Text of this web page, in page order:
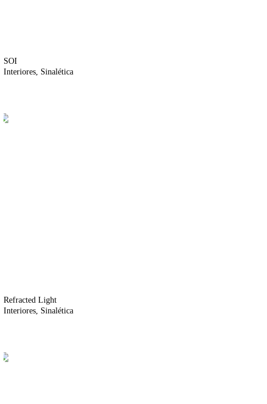
SOI
Interiores Sinalética
Refracted Light
Interiores Sinalética